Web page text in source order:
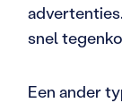
snel
Een ander